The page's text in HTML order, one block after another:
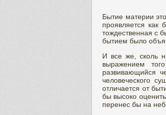
Бытие материи
проявляется
тождественная с
бытием было
И все же, сколь
выражением
развивающийся
человеческого
отличается от
бы высоко
перенес бы на